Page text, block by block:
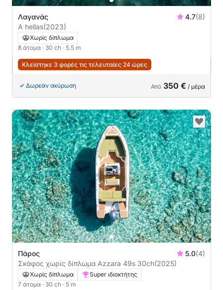
Λαγανάς 4.7(8)
A hellas(2023)
Χωρίς δίπλωμα
8 άτομα · 30 ch · 5.5 m
Κλείστηκε 3 φορές τις τελευταίες 24 ώρες
Δωρεάν ακύρωση Από 350 € / μέρα
Πάρος 5.0(4)
Σκάφος χωρίς δίπλωμα Azzara 49s 30ch(2025)
Χωρίς δίπλωμα
Super ιδιοκτήτης
7 άτομα · 30 ch · 5 m